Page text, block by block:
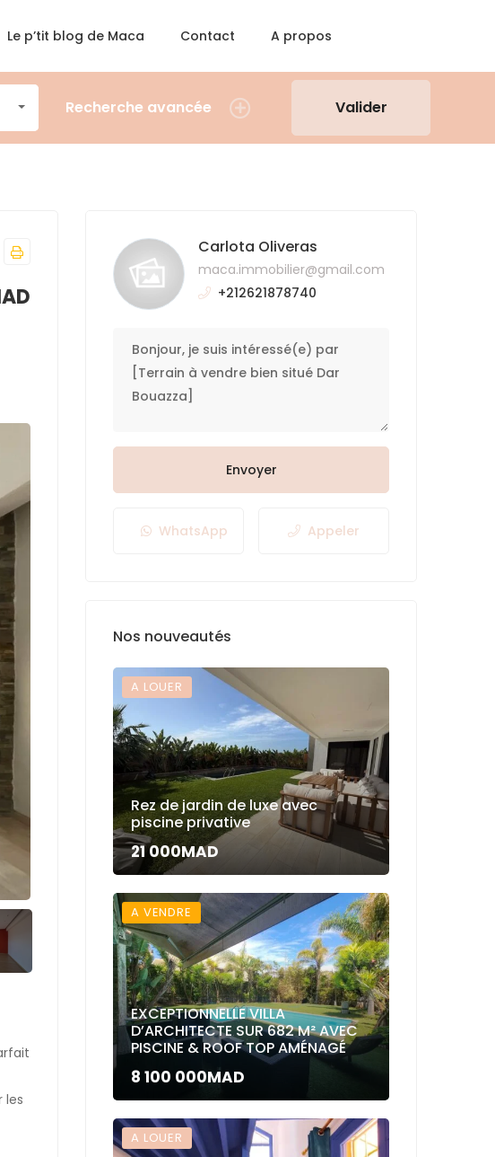
Le p’tit blog de Maca Contact A propos
Recherche avancée Valider
les
Carlota Oliveras
maca.immobilier@gmail.com
+212621878740
Envoyer
WhatsApp Appeler
Nos nouveautés
A LOUER
Rez de jardin de luxe avec
piscine privative
21 000MAD
A VENDRE
EXCEPTIONNELLE VILLA
D’ARCHITECTE SUR 682 M² AVEC
PISCINE & ROOF TOP AMÉNAGÉ
8 100 000MAD
A LOUER